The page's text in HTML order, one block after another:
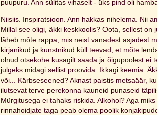
puupuru. Ann sülitas vihaselt - üks pind oli
Niisiis. Inspiratsioon. Ann hakkas nihelema. Nii
Millal see oligi, äkki keskkoolis? Oota, sellest on
läheb mõte rappa, mis neist vanadest asjadest
kirjanikud ja kunstnikud küll teevad, et mõte
olnud otsekohe kusagilt saada ja õigupoolest ei
julgeks midagi sellist proovida. Ikkagi keemia.
või... Kärbseseened? Aknast paistis metsaäär,
ilutsevat terve perekonna kauneid punaseid
Mürgitusega ei tahaks riskida. Alkohol? Aga
rinnahoidjate taga peab olema poolik